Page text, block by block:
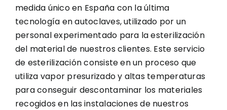
medida único en España con la última
tecnología en autoclaves, utilizado por un
personal experimentado para la esterilización
del material de nuestros clientes. Este servicio
de esterilización consiste en un proceso que
utiliza vapor presurizado y altas temperaturas
para conseguir descontaminar los materiales
recogidos en las instalaciones de nuestros